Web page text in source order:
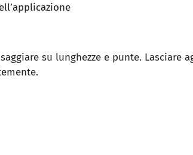
su lunghezze e punte. Lasciare